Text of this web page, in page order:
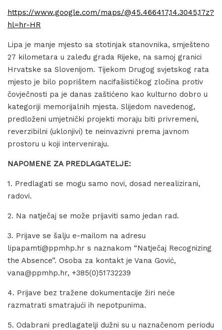
https://www.google.com/maps/@45.466417,14.3045,17z?
hl=hr-HR
Lipa je manje mjesto sa stotinjak stanovnika, smješteno
27 kilometara u zaleđu grada Rijeke, na samoj granici
Hrvatske sa Slovenijom. Tijekom Drugog svjetskog rata
mjesto je bilo poprištem nacifašističkog zločina protiv
čovječnosti pa je danas zaštićeno kao kulturno dobro u
kategoriji memorijalnih mjesta. Slijedom navedenog,
predloženi umjetnički projekti moraju biti privremeni,
reverzibilni (uklonjivi) te neinvazivni prema javnom
prostoru u koji interveniraju.
NAPOMENE ZA PREDLAGATELJE:
1. Predlagati se mogu samo novi, dosad nerealizirani,
radovi.
2. Na natječaj se može prijaviti samo jedan rad.
3. Prijave se šalju e-mailom na adresu
lipapamti@ppmhp.hr s naznakom “Natječaj Recognizing
the Absence”. Osoba za kontakt je Vana Gović,
vana@ppmhp.hr, +385(0)51732239
4. Prijave bez tražene dokumentacije žiri neće
razmatrati smatrajući ih nepotpunima.
5. Odabrani predlagatelji dužni su u naznačenom periodu